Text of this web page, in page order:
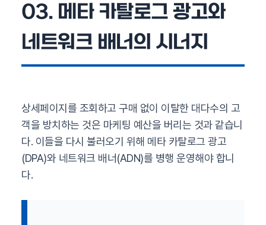
03. 메타 카탈로그 광고와
네트워크 배너의 시너지
상세페이지를 조회하고 구매 없이 이탈한 대다수의 고
객을 방치하는 것은 마케팅 예산을 버리는 것과 같습니
다. 이들을 다시 불러오기 위해 메타 카탈로그 광고
(DPA)와 네트워크 배너(ADN)를 병행 운영해야 합니
다.